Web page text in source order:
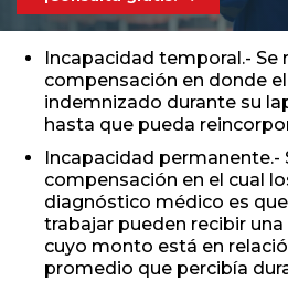
Incapacidad temporal.- Se
compensación en donde
indemnizado durante su
hasta que pueda
Incapacidad permanente.-
compensación en el cual
diagnóstico médico es
trabajar pueden recibir
cuyo monto está en
promedio que percibía